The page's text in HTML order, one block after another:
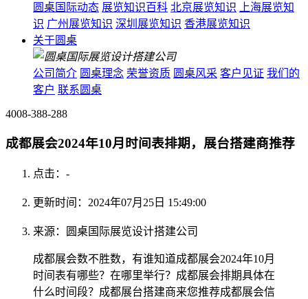
圆桌国际动态 展览知识百科 北京展览知识
上海展览知
识 广州展览知识 深圳展览知识 香港展览知识
关于圆桌
公司简介 圆桌理念 荣誉资质 圆桌风采 客户见证 我们的
客户 联系圆桌
4008-388-288
成都展会2024年10月时间表排期，展台搭建商推荐
点击： -
更新时间：2024年07月25日 15:49:00
来源：圆桌国际展览设计搭建公司
成都展会数不胜数，有谁知道成都展会2024年10月
时间表有哪些？在哪里举行？成都展会排期具体在
什么时间段？成都展台搭建商来您推荐成都展会信